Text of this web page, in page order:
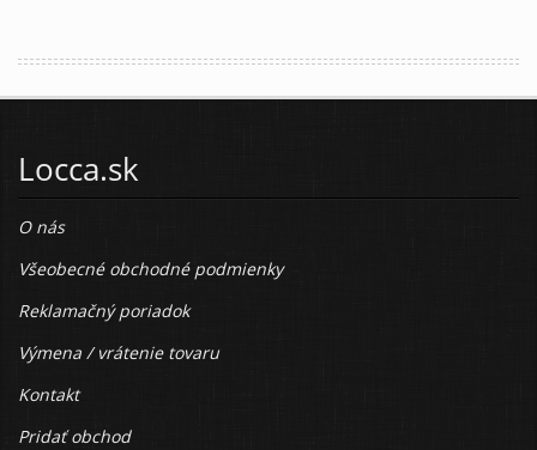
Locca.sk
O nás
Všeobecné obchodné podmienky
Reklamačný poriadok
Výmena / vrátenie tovaru
Kontakt
Pridať obchod